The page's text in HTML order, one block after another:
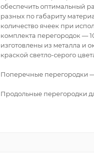
обеспечить оптимальный
разных по габариту
количество ячеек при
комплекта перегородок —
изготовлены из металла и
краской светло-серого
Поперечные перегородки
Продольные перегородки